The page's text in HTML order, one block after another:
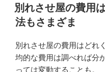
稿
日:
別れさせ屋の費用
法もさまざま
別れさせ屋の費用はどれ
均的な費用は調べれば分
っては変動することも。